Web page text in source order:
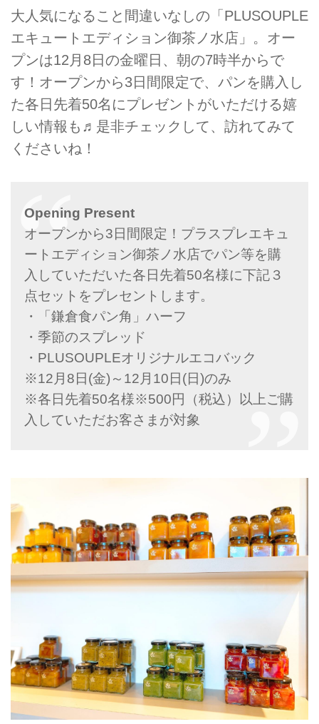
大人気になること間違いなしの「PLUSOUPLE
エキュートエディション御茶ノ水店」。オー
プンは12月8日の金曜日、朝の7時半からで
す！オープンから3日間限定で、パンを購入し
た各日先着50名にプレゼントがいただける嬉
しい情報も♬是非チェックして、訪れてみて
くださいね！
Opening Present
オープンから3日間限定！プラスプレエキュ
ートエディション御茶ノ水店でパン等を購
入していただいた各日先着50名様に下記３
点セットをプレセントします。
・「鎌倉食パン角」ハーフ
・季節のスプレッド
・PLUSOUPLEオリジナルエコバック
※12月8日(金)～12月10日(日)のみ
※各日先着50名様※500円（税込）以上ご購
入していただお客さまが対象